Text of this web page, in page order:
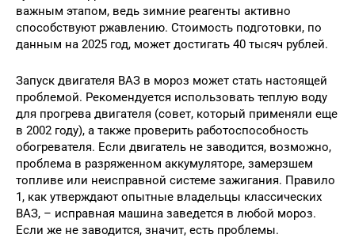
важным этапом, ведь зимние реагенты активно
способствуют ржавлению. Стоимость подготовки, по
данным на 2025 год, может достигать 40 тысяч рублей.
Запуск двигателя ВАЗ в мороз может стать настоящей
проблемой. Рекомендуется использовать теплую воду
для прогрева двигателя (совет, который применяли еще
в 2002 году), а также проверить работоспособность
обогревателя. Если двигатель не заводится, возможно,
проблема в разряженном аккумуляторе, замерзшем
топливе или неисправной системе зажигания. Правило
1, как утверждают опытные владельцы классических
ВАЗ, – исправная машина заведется в любой мороз.
Если же не заводится, значит, есть проблемы.